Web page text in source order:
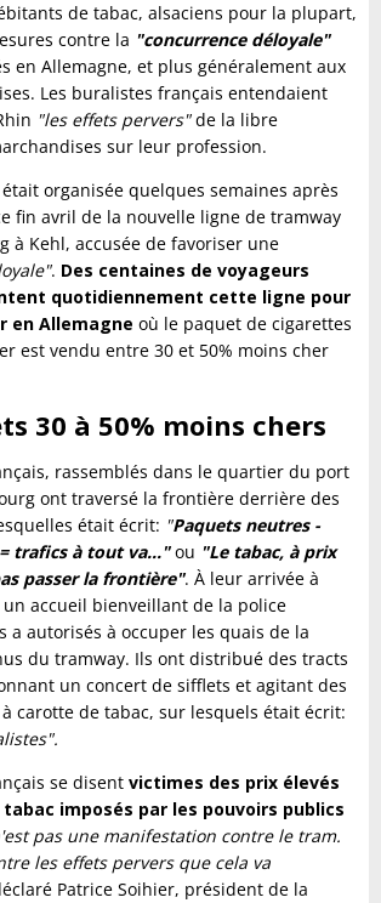
de tabac, alsaciens pour la plupart,
contre la "concurrence déloyale"
en Allemagne, et plus généralement aux
Les buralistes français entendaient
"les effets pervers"de la libre
sur leur profession.
organisée quelques semaines après
fin avril de la nouvelle ligne de tramway
à Kehl, accusée de favoriser une
. Des centaines de voyageurs
quotidiennement cette ligne pour
en Allemagne où le paquet de cigarettes
est vendu entre 30 et 50% moins cher
30 à 50% moins chers
rassemblés dans le quartier du port
ont traversé la frontière derrière des
était écrit: "Paquets neutres -
trafics à tout va..."ou "Le tabac, à prix
passer la frontière". À leur arrivée à
accueil bienveillant de la police
a autorisés à occuper les quais de la
du tramway. Ils ont distribué des tracts
un concert de sifflets et agitant des
carotte de tabac, sur lesquels était écrit:
se disent victimes des prix élevés
imposés par les pouvoirs publics
pas une manifestation contre le tram.
les effets pervers que cela va
Patrice Soihier, président de la